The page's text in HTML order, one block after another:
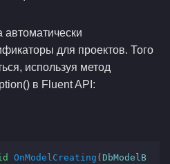
для проектов. Того
используя метод
в Fluent API:
OnModelCreating ( DbModelB